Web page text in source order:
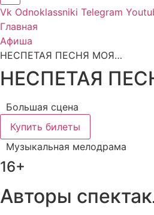
Vk Odnoklassniki Telegram
Главная
Афиша
НЕСПЕТАЯ ПЕСНЯ МОЯ…
НЕСПЕТАЯ
Большая сцена
Купить билеты
Музыкальная мелодрама
16+
Авторы